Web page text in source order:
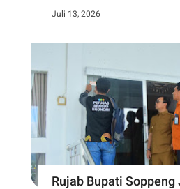
Juli 13, 2026
Rujab Bupati Soppeng